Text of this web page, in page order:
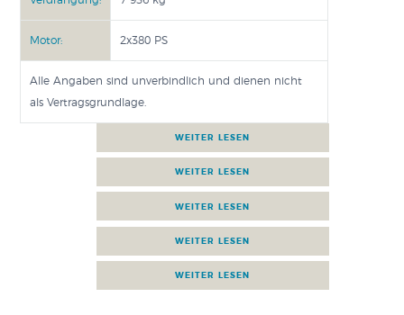
Motor: 2x380 PS
Alle Angaben sind unverbindlich und dienen nicht
als Vertragsgrundlage.
AUSSTATTUNGSMERKMALE
PROSPEKT FÜR DIESES BOOT
ANGEBOT ANFORDERN
FINANZIERUNG RECHNEN
BENETEAU AUF YOU TUBE